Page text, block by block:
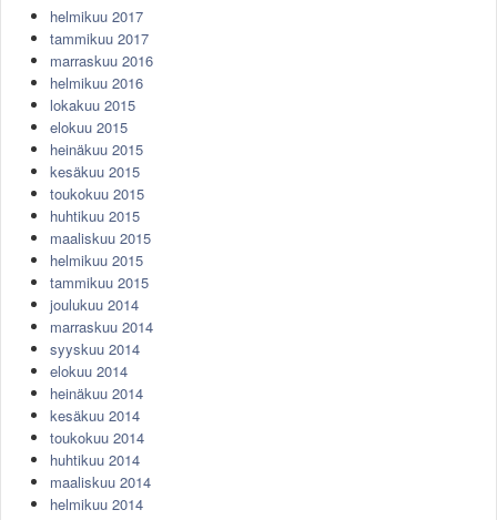
helmikuu 2017
tammikuu 2017
marraskuu 2016
helmikuu 2016
lokakuu 2015
elokuu 2015
heinäkuu 2015
kesäkuu 2015
toukokuu 2015
huhtikuu 2015
maaliskuu 2015
helmikuu 2015
tammikuu 2015
joulukuu 2014
marraskuu 2014
syyskuu 2014
elokuu 2014
heinäkuu 2014
kesäkuu 2014
toukokuu 2014
huhtikuu 2014
maaliskuu 2014
helmikuu 2014